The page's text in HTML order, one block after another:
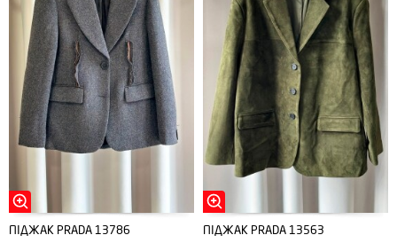
ПІДЖАК PRADA 13786 ПІДЖАК PRADA 13563